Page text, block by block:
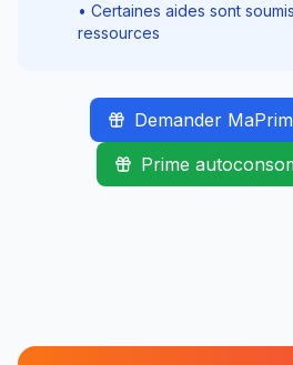
• Certaines aides sont
ressources
Demander
Prime